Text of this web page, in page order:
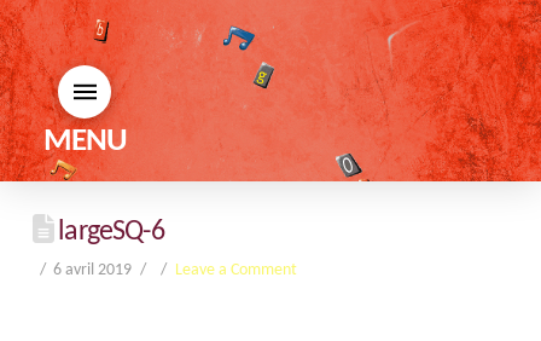
MENU
largeSQ-6
6 avril 2019 Leave a Comment